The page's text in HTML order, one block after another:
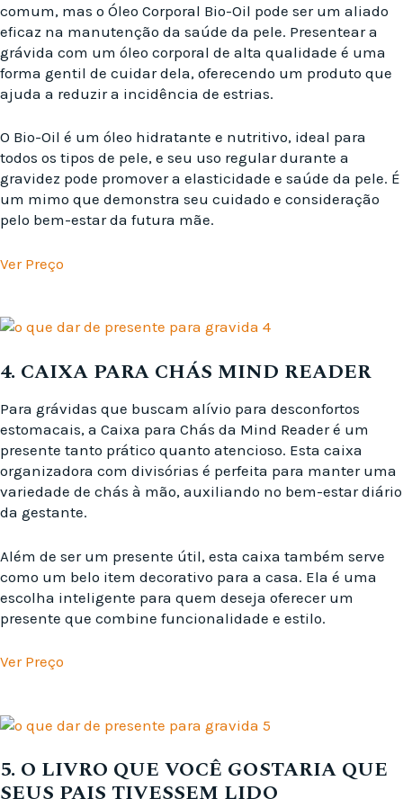
comum, mas o Óleo Corporal Bio-Oil pode ser um aliado
eficaz na manutenção da saúde da pele. Presentear a
grávida com um óleo corporal de alta qualidade é uma
forma gentil de cuidar dela, oferecendo um produto que
ajuda a reduzir a incidência de estrias.
O Bio-Oil é um óleo hidratante e nutritivo, ideal para
todos os tipos de pele, e seu uso regular durante a
gravidez pode promover a elasticidade e saúde da pele. É
um mimo que demonstra seu cuidado e consideração
pelo bem-estar da futura mãe.
Ver Preço
4. CAIXA PARA CHÁS MIND READER
Para grávidas que buscam alívio para desconfortos
estomacais, a Caixa para Chás da Mind Reader é um
presente tanto prático quanto atencioso. Esta caixa
organizadora com divisórias é perfeita para manter uma
variedade de chás à mão, auxiliando no bem-estar diário
da gestante.
Além de ser um presente útil, esta caixa também serve
como um belo item decorativo para a casa. Ela é uma
escolha inteligente para quem deseja oferecer um
presente que combine funcionalidade e estilo.
Ver Preço
5. O LIVRO QUE VOCÊ GOSTARIA QUE